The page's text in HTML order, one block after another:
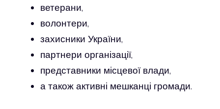
ветерани,
волонтери,
захисники України,
партнери організації,
представники місцевої влади,
а також активні мешканці громади.